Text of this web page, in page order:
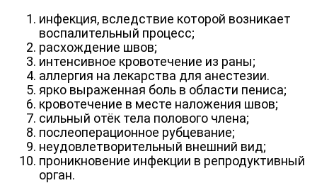
инфекция, вследствие которой возникает
воспалительный процесс;
расхождение швов;
интенсивное кровотечение из раны;
аллергия на лекарства для анестезии.
ярко выраженная боль в области пениса;
кровотечение в месте наложения швов;
сильный отёк тела полового члена;
послеоперационное рубцевание;
неудовлетворительный внешний вид;
проникновение инфекции в репродуктивный
орган.